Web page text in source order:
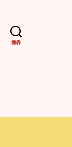
搜尋